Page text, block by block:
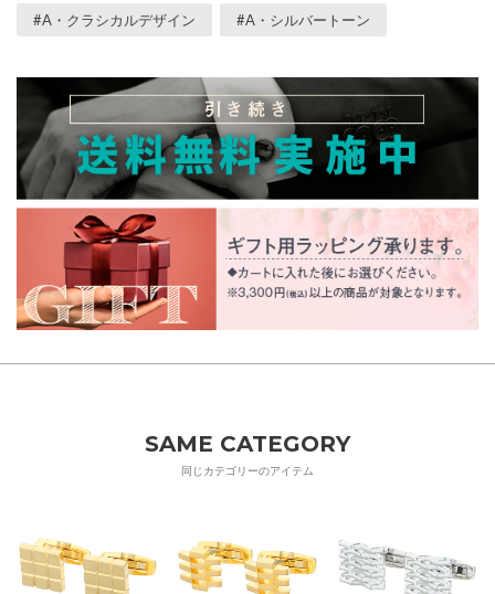
#A・クラシカルデザイン #A・シルバートーン
SAME CATEGORY
同じカテゴリーのアイテム